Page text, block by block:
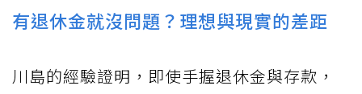
有退休金就沒問題？理想與現實的差距
川島的經驗證明，即使手握退休金與存款，